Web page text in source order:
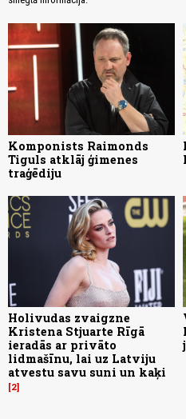
Komponists Raimonds
Tiguls atklāj ģimenes
traģēdiju
Holivudas zvaigzne
Kristena Stjuarte Rīgā
ieradās ar privāto
lidmašīnu, lai uz Latviju
atvestu savu suni un kaķi
2